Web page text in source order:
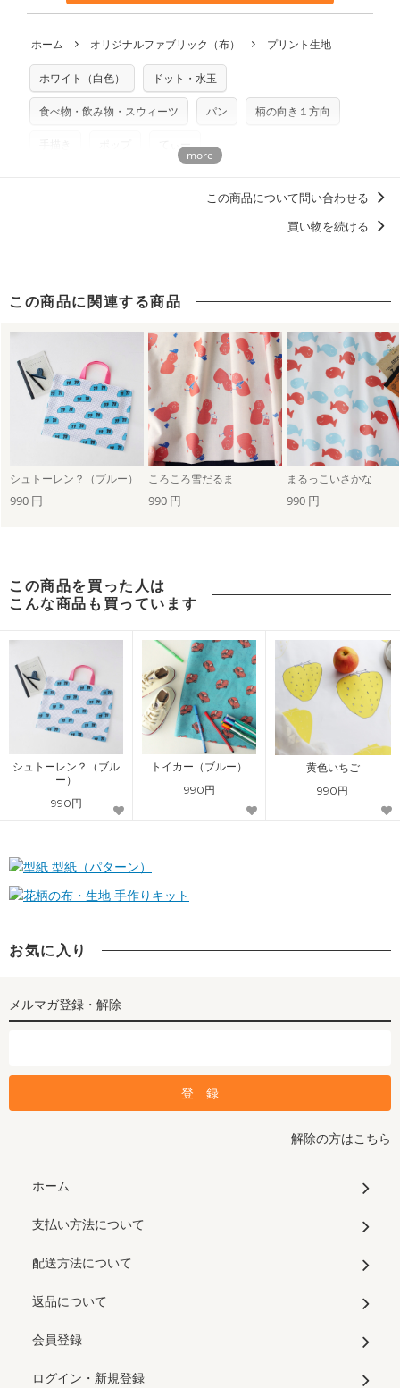
※カットを希望の方は備考欄に「50cmずつカット希望」など
ご記載ください（50cm単位でのカットのみ）
プリント布の仕様についてもっと詳しく見る
※土日祝は営業日に含まれません。
※配送日のご指定は承れません。出来上がり次第、順次発送
も不要です。（製品化した際に起こる全ての問題、クレーム
いませんのでご了承ください）
※有料型紙（ホームソーイング型紙シリーズ）および柄がえ
らべるキットに付属された型紙は商用利用できませんのでご
注意ください。型紙自体の転用・販売および型紙を使用して
商用利用についての詳細はこちら
ホーム オリジナルファブリック（布） プリント生地
ホワイト（白色） ドット・水玉
食べ物・飲み物・スウィーツ パン 柄の向き１方向
てぃー
この商品について問い合わせる
買い物を続ける
この商品に関連する商品
シュトーレン？（ブルー） ころころ雪だるま まるっこいさかな
990 円 990 円 990 円
この商品を買った人は
こんな商品も買っています
シュトーレン？（ブル
ー）
990円
トイカー（ブルー）
990円
黄色いちご
990円
型紙（パターン）
手作りキット
お気に入り
メルマガ登録・解除
解除の方はこちら
ホーム
支払い方法について
配送方法について
返品について
会員登録
ログイン・新規登録